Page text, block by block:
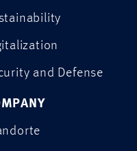
and Defense